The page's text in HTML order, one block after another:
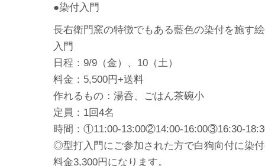
●染付入門
長右衛門窯の特徴でもある藍色の染付を施す
入門
日程：9/9（金）、10（土）
料金：5,500円+送料
作れるもの：湯呑、ごはん茶碗小
定員：1回4名
時間：①11:00-13:00②14:00-16:00③16:30-
◎型打入門にご参加された方で白狗向付に染
料金3,300円になります。